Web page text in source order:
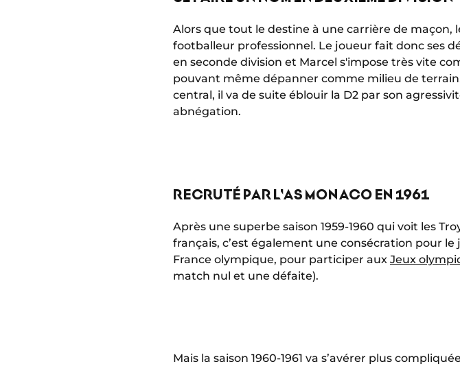
Alors que tout le destine à une carrière de
footballeur professionnel. Le joueur fait donc ses
en seconde division et Marcel s'impose très vite
pouvant même dépanner comme milieu de
central, il va de suite éblouir la D2 par son
abnégation.
RECRUTÉ PAR L'AS MONACO EN 1961
Après une superbe saison 1959-1960 qui voit les
français, c’est également une consécration pour
France olympique, pour participer aux Jeux
match nul et une défaite).
Mais la saison 1960-1961 va s’avérer plus